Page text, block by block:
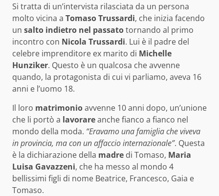
Si tratta di un’intervista rilasciata da un persona
molto vicina a Tomaso Trussardi, che inizia facendo
un salto indietro nel passatotornando al primo
incontro con Nicola Trussardi. Lui è il padre del
celebre imprenditore ex marito di Michelle
Hunziker. Questo è un qualcosa che avvenne
quando, la protagonista di cui vi parliamo, aveva 16
anni e l’uomo 18.
Il loro matrimonioavvenne 10 anni dopo, un’unione
che li portò a lavorareanche fianco a fianco nel
mondo della moda. “Eravamo una famiglia che viveva
in provincia, ma con un affaccio internazionale”. Questa
è la dichiarazione della madre di Tomaso, Maria
Luisa Gavazzeni, che ha messo al mondo 4
bellissimi figli di nome Beatrice, Francesco, Gaia e
Tomaso.